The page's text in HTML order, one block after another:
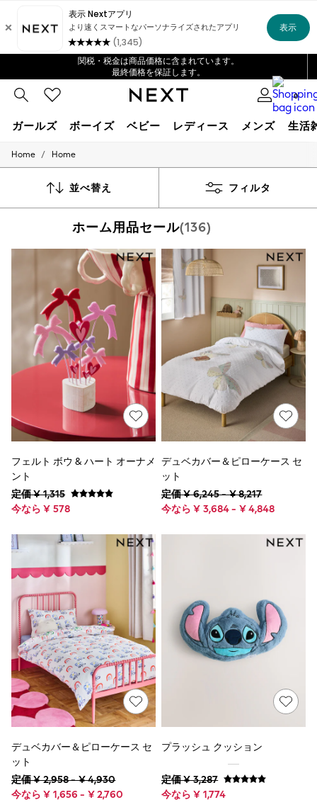
4～5営業日でお届け
¥10,000以上のご注文で配送料無料*
関税・税金は商品価格に含まれています。
最終価格を保証します。
に、対応しています
アプリでの初回注文が ¥1,000OFF *
0
ガールズ ボーイズ ベビー レディース メンズ 生活
GIRLS
New In from Next
115 - 135cm
Character Shop
Schoolwear
Summer Sleepwear
Sportswear
Swimwear
Shop All Girls Brands
Essentials
Holiday Shop
Linen Collection
Mesh Dresses
Collars & Peplums
Hello Kitty
Toy Story
THE SET
Dresses & One Pieces
Jumpsuits & Playsuits
Knitwear
Sets & Outfits
Shirts & Blouses
Tops & T-Shirts
Jeans
Leggings
Shorts & Skirts
Trousers
Shop All Nightwear
Shop All Underwear
Crop Tops
Knickers
Pyjamas
Socks & Tights
Vests
Shop All Outerwear
Coats
Fleeces
Raincoats
Multipacks
Pull On
Home / Home
並べ替え フィルタ
ホーム用品セール(136)
フェルト ボウ & ハート オーナメ
ント
定価 ¥ 1,315
今なら ¥ 578
デュベカバー＆ピローケース セ
ット
定価 ¥ 6,245 - ¥ 8,217
今なら ¥ 3,684 - ¥ 4,848
デュベカバー＆ピローケース セ
ット
定価 ¥ 2,958 - ¥ 4,930
今なら ¥ 1,656 - ¥ 2,760
プラッシュ クッション
定価 ¥ 3,287
今なら ¥ 1,774